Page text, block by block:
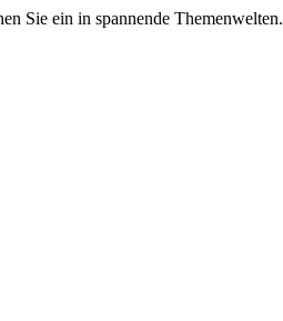
Sie ein in spannende Themenwelten.